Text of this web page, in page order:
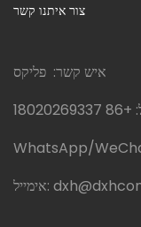
צור איתנו קשר
איש קשר: פליקס
+86 18020269337
WhatsApp/
אימייל: